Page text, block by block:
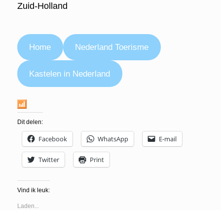
Zuid-Holland
Home Nederland Toerisme
Kastelen in Nederland
Dit delen:
Facebook WhatsApp E-mail
Twitter Print
Vind ik leuk:
Laden...